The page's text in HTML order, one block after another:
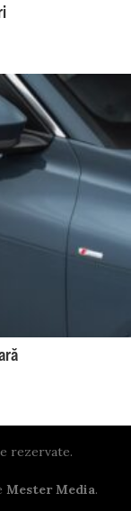
rezervate.
Mester Media.